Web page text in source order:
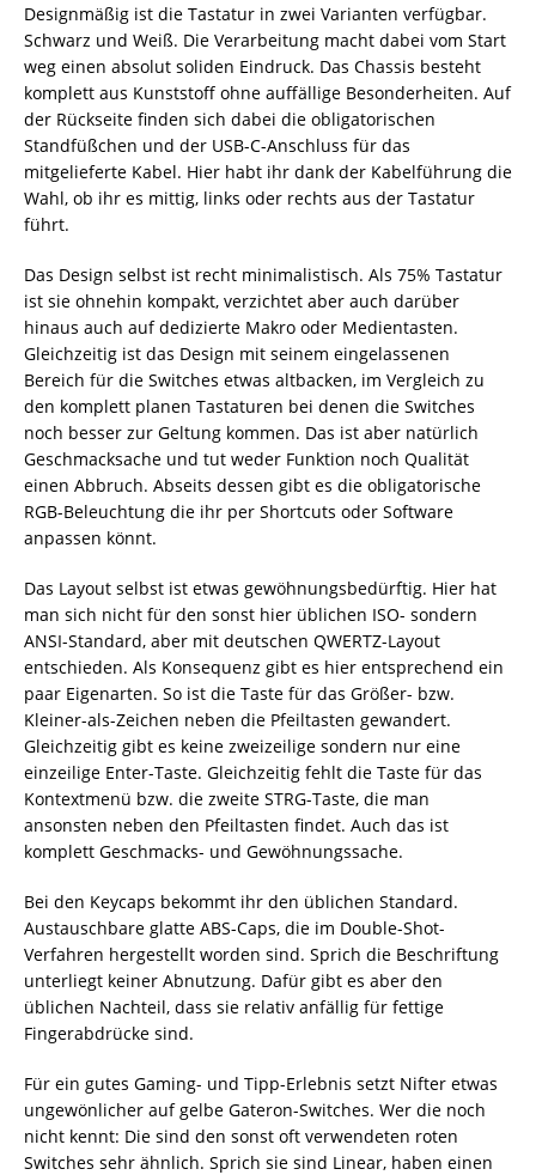
Designmäßig ist die Tastatur in zwei Varianten verfügbar.
Schwarz und Weiß. Die Verarbeitung macht dabei vom Start
weg einen absolut soliden Eindruck. Das Chassis besteht
komplett aus Kunststoff ohne auffällige Besonderheiten. Auf
der Rückseite finden sich dabei die obligatorischen
Standfüßchen und der USB-C-Anschluss für das
mitgelieferte Kabel. Hier habt ihr dank der Kabelführung die
Wahl, ob ihr es mittig, links oder rechts aus der Tastatur
führt.
Das Design selbst ist recht minimalistisch. Als 75% Tastatur
ist sie ohnehin kompakt, verzichtet aber auch darüber
hinaus auch auf dedizierte Makro oder Medientasten.
Gleichzeitig ist das Design mit seinem eingelassenen
Bereich für die Switches etwas altbacken, im Vergleich zu
den komplett planen Tastaturen bei denen die Switches
noch besser zur Geltung kommen. Das ist aber natürlich
Geschmacksache und tut weder Funktion noch Qualität
einen Abbruch. Abseits dessen gibt es die obligatorische
RGB-Beleuchtung die ihr per Shortcuts oder Software
anpassen könnt.
Das Layout selbst ist etwas gewöhnungsbedürftig. Hier hat
man sich nicht für den sonst hier üblichen ISO- sondern
ANSI-Standard, aber mit deutschen QWERTZ-Layout
entschieden. Als Konsequenz gibt es hier entsprechend ein
paar Eigenarten. So ist die Taste für das Größer- bzw.
Kleiner-als-Zeichen neben die Pfeiltasten gewandert.
Gleichzeitig gibt es keine zweizeilige sondern nur eine
einzeilige Enter-Taste. Gleichzeitig fehlt die Taste für das
Kontextmenü bzw. die zweite STRG-Taste, die man
ansonsten neben den Pfeiltasten findet. Auch das ist
komplett Geschmacks- und Gewöhnungssache.
Bei den Keycaps bekommt ihr den üblichen Standard.
Austauschbare glatte ABS-Caps, die im Double-Shot-
Verfahren hergestellt worden sind. Sprich die Beschriftung
unterliegt keiner Abnutzung. Dafür gibt es aber den
üblichen Nachteil, dass sie relativ anfällig für fettige
Fingerabdrücke sind.
Für ein gutes Gaming- und Tipp-Erlebnis setzt Nifter etwas
ungewönlicher auf gelbe Gateron-Switches. Wer die noch
nicht kennt: Die sind den sonst oft verwendeten roten
Switches sehr ähnlich. Sprich sie sind Linear, haben einen